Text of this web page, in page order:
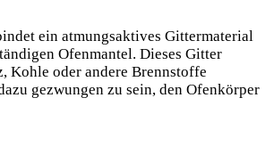
ein atmungsaktives Gittermaterial
Ofenmantel. Dieses Gitter
Kohle oder andere Brennstoffe
gezwungen zu sein, den Ofenkörper